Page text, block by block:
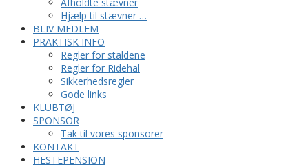
Hjælp til stævner …
BLIV MEDLEM
PRAKTISK INFO
Regler for staldene
Regler for Ridehal
Sikkerhedsregler
Gode links
KLUBTØJ
SPONSOR
Tak til vores sponsorer
KONTAKT
HESTEPENSION